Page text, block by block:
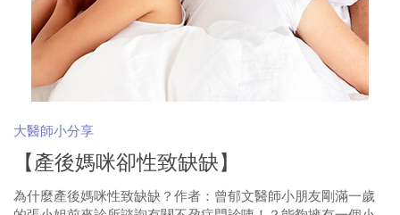
大醫師小分享
【產後媽咪卻性致缺缺】
為什麼產後媽咪性致缺缺？作者：曾郁文醫師小朋友剛滿一歲